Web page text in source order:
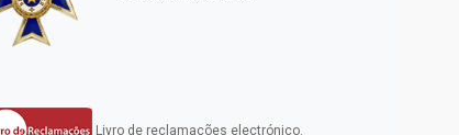
Livro de reclamações electrónico.